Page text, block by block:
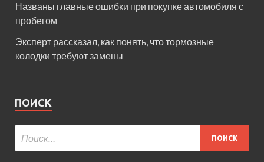
Названы главные ошибки при покупке автомобиля с
пробегом
Эксперт рассказал, как понять, что тормозные
колодки требуют замены
ПОИСК